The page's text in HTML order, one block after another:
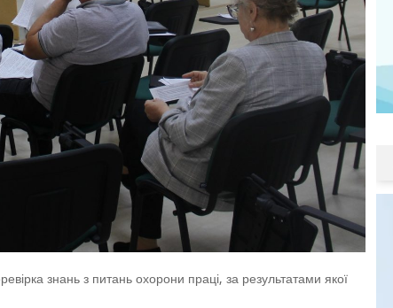
знань з питань охорони праці, за результатами якої